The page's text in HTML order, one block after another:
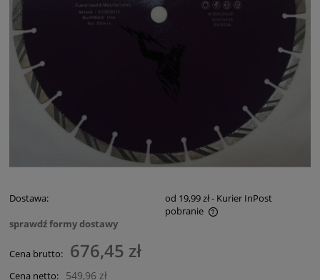
Dostawa: od 19,99 zł- Kurier InPost
pobranie
Cena nie zawiera ewentualnych kosztów płatności
sprawdź formy dostawy
Cena brutto: 676,45 zł
Cena netto: 549,96 zł